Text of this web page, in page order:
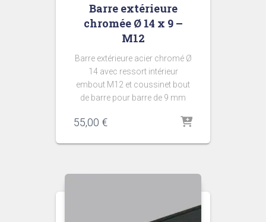
Barre extérieure
chromée Ø 14 x 9 –
M12
Barre extérieure acier chromé Ø
14 avec ressort intérieur
embout M12 et coussinet bout
de barre pour barre de 9 mm
55,00 €